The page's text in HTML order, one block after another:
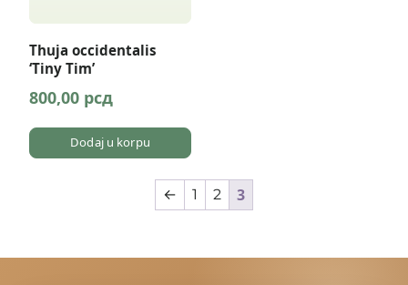
Thuja occidentalis
‘Tiny Tim’
800,00 рсд
Dodaj u korpu
← 1 2 3